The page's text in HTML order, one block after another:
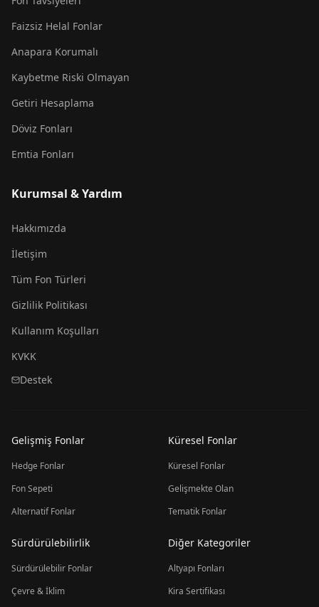
Faizsiz Helal Fonlar
Anapara Korumalı
Kaybetme Riski Olmayan
Getiri Hesaplama
Döviz Fonları
Emtia Fonları
Kurumsal & Yardım
Hakkımızda
İletişim
Tüm Fon Türleri
Gizlilik Politikası
Kullanım Koşulları
KVKK
Destek
Gelişmiş Fonlar
Hedge Fonlar
Fon Sepeti
Alternatif Fonlar
Küresel Fonlar
Küresel Fonlar
Gelişmekte Olan
Tematik Fonlar
Sürdürülebilirlik
Sürdürülebilir Fonlar
Çevre & İklim
Diğer Kategoriler
Altyapı Fonları
Kira Sertifikası